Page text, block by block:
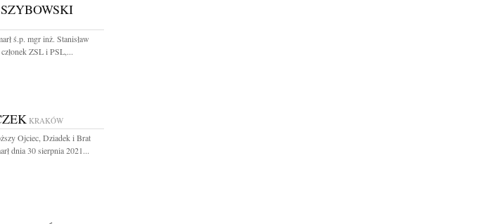
ś.p. mgr inż. Stanisław
ZSL i PSL,...
KRAKÓW
Ojciec, Dziadek i Brat
dnia 30 sierpnia 2021...